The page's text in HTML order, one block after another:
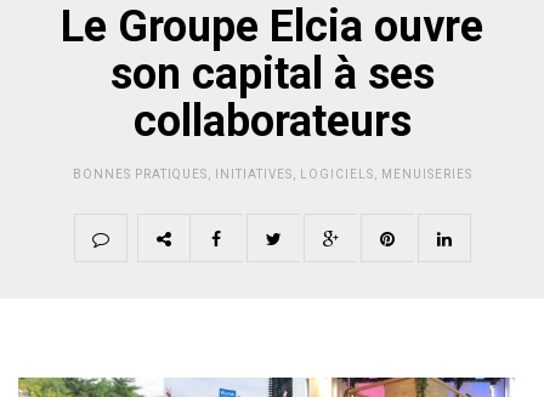
Le Groupe Elcia ouvre
son capital à ses
collaborateurs
BONNES PRATIQUES INITIATIVES LOGICIELS MENUISERIES